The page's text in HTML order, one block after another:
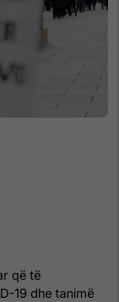
që të
19 dhe tanimë